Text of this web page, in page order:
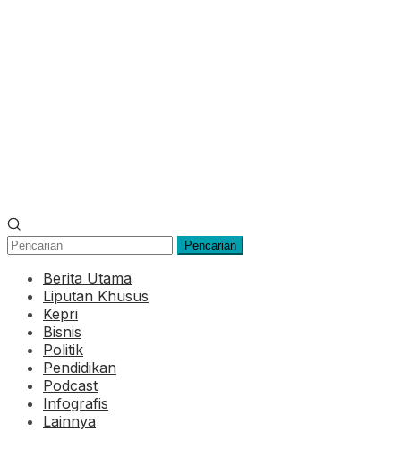
Pencarian
Berita Utama
Liputan Khusus
Kepri
Bisnis
Politik
Pendidikan
Podcast
Infografis
Lainnya